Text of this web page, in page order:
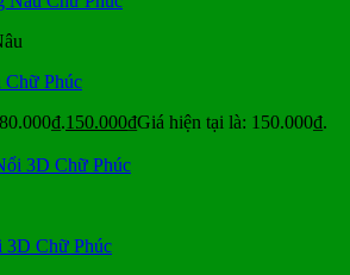
Chữ Phúc
150.000₫Giá hiện tại là: 150.000₫.
Chữ Phúc